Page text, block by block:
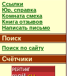
Ссылки
Юр. справка
Комната смеха
Книга отзывов
Написать письмо
Поиск
Поиск по сайту
Счётчики